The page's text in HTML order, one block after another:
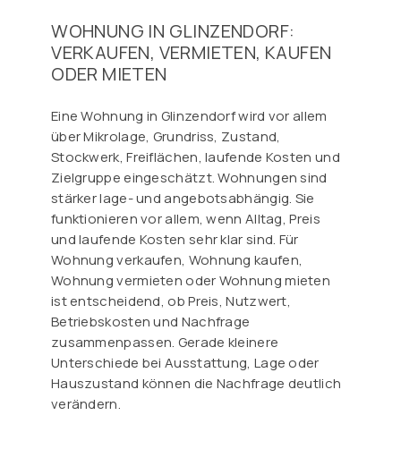
WOHNUNG IN GLINZENDORF:
VERKAUFEN, VERMIETEN, KAUFEN
ODER MIETEN
Eine Wohnung in Glinzendorf wird vor allem
über Mikrolage, Grundriss, Zustand,
Stockwerk, Freiflächen, laufende Kosten und
Zielgruppe eingeschätzt. Wohnungen sind
stärker lage- und angebotsabhängig. Sie
funktionieren vor allem, wenn Alltag, Preis
und laufende Kosten sehr klar sind. Für
Wohnung verkaufen, Wohnung kaufen,
Wohnung vermieten oder Wohnung mieten
ist entscheidend, ob Preis, Nutzwert,
Betriebskosten und Nachfrage
zusammenpassen. Gerade kleinere
Unterschiede bei Ausstattung, Lage oder
Hauszustand können die Nachfrage deutlich
verändern.